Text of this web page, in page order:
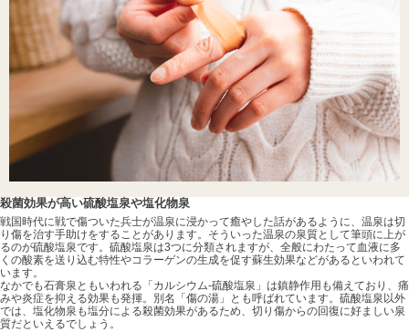
殺菌効果が高い硫酸塩泉や塩化物泉
戦国時代に戦で傷ついた兵士が温泉に浸かって癒やした話があるように、温泉は切
り傷を治す手助けをすることがあります。そういった温泉の泉質として筆頭に上が
るのが硫酸塩泉です。硫酸塩泉は3つに分類されますが、全般にわたって血液に多
くの酸素を送り込む特性やコラーゲンの生成を促す蘇生効果などがあるといわれて
います。
なかでも石膏泉ともいわれる「カルシウム-硫酸塩泉」は鎮静作用も備えており、痛
みや炎症を抑える効果も発揮。別名「傷の湯」とも呼ばれています。硫酸塩泉以外
では、塩化物泉も塩分による殺菌効果があるため、切り傷からの回復に好ましい泉
質だといえるでしょう。